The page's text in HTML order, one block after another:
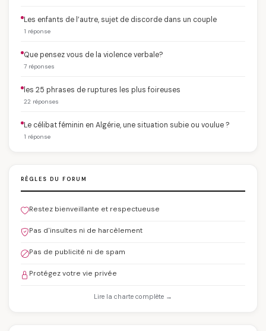
Les enfants de l’autre, sujet de discorde dans un couple
1 réponse
Que pensez vous de la violence verbale?
7 réponses
les 25 phrases de ruptures les plus foireuses
22 réponses
Le célibat féminin en Algérie, une situation subie ou voulue ?
1 réponse
RÈGLES DU FORUM
Restez bienveillante et respectueuse
Pas d'insultes ni de harcèlement
Pas de publicité ni de spam
Protégez votre vie privée
Lire la charte complète →